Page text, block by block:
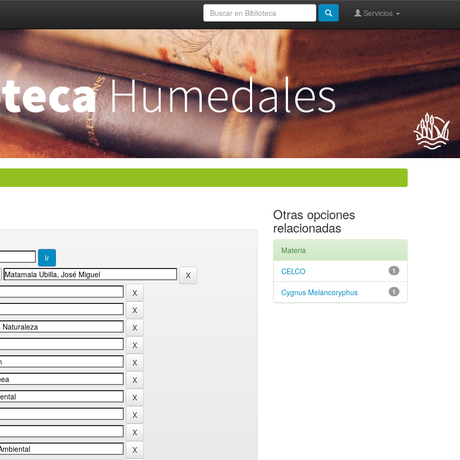
Servicios
Otras opciones
relacionadas
Materia
1
CELCO
1
Cygnus Melancoryphus